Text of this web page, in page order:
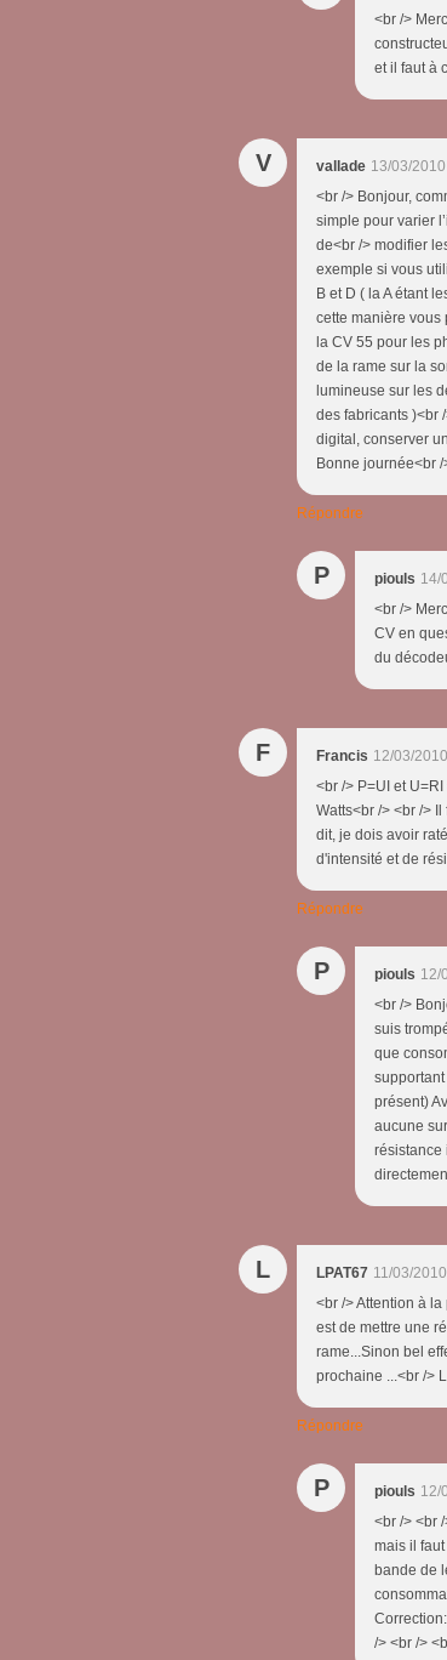
<br />
et il faut à
V vallade 13/03/
<br /> Bonjour,
simple pour varier
de<br /> modifier
exemple si vous
B et D ( la A étant
cette manière vous
la CV 55 pour les
de la rame sur la
lumineuse sur les
des fabricants )<br
digital, conserver
Bonne journée<br /
Répondre
P piouls 14/
<br />
CV en
du
F Francis 12/03/
<br /> P=UI et
Watts<br /> <br />
dit, je dois avoir
d'intensité et de
Répondre
P piouls 12/
<br />
suis
que
présent)
aucune
résistance
L LPAT67 11/03/
<br /> Attention à
est de mettre une
rame...Sinon bel
prochaine ...<br />
Répondre
P piouls 12/
<br /> <br
mais il
bande de
/> <br />